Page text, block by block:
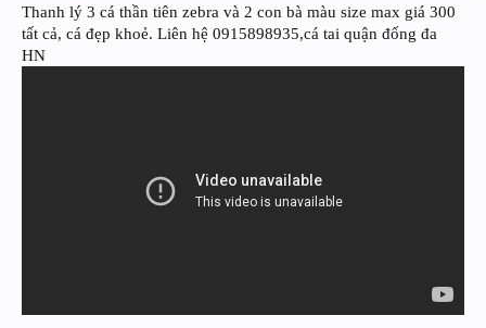
Thanh lý 3 cá thần tiên zebra và 2 con bà màu size max giá 300
tất cả, cá đẹp khoẻ. Liên hệ 0915898935,cá tai quận đống đa
HN